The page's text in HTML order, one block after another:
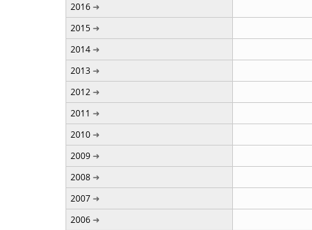
2016
2015
2014
2013
2012
2011
2010
2009
2008
2007
2006